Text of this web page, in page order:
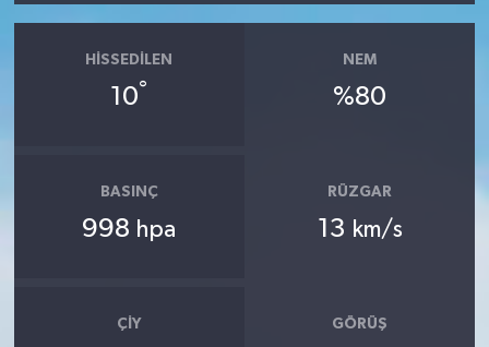
HISSEDILEN
10°
NEM
%80
BASINÇ
998 hpa
RÜZGAR
13 km/s
ÇIY GÖRÜŞ